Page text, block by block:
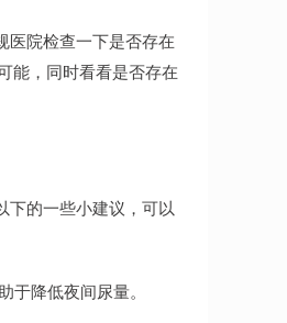
医院检查一下是否存在
能，同时看看是否存在
下的一些小建议，可以
降低夜间尿量。